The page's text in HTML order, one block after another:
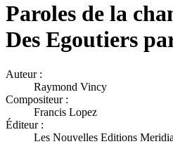
Paroles de la
Des Egoutiers
Auteur :
Raymond Vincy
Compositeur :
Francis Lopez
Éditeur :
Les Nouvelles Editions